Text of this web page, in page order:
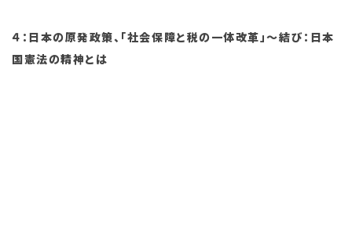
４：日本の原発政策、「社会保障と税の一体改革」～結び：日本
国憲法の精神とは